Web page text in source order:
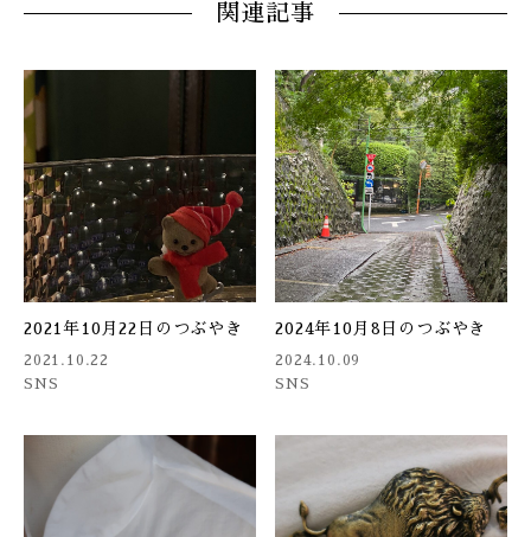
関連記事
2021年10月22日のつぶやき
2021.10.22
SNS
2024年10月8日のつぶやき
2024.10.09
SNS